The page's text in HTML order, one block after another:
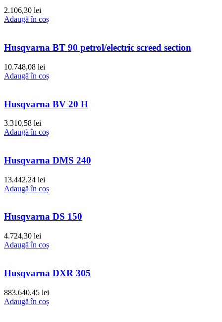
2.106,30 lei
Adaugă în coș
Husqvarna BT 90 petrol/electric screed section
10.748,08 lei
Adaugă în coș
Husqvarna BV 20 H
3.310,58 lei
Adaugă în coș
Husqvarna DMS 240
13.442,24 lei
Adaugă în coș
Husqvarna DS 150
4.724,30 lei
Adaugă în coș
Husqvarna DXR 305
883.640,45 lei
Adaugă în coș